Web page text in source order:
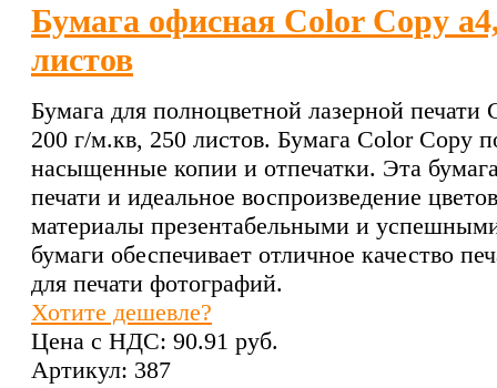
Бумага офисная Color Copy
листов
Бумага для полноцветной лазерной
200 г/м.кв, 250 листов. Бумага Color Copy
насыщенные копии и отпечатки. Эта
печати и идеальное воспроизведение
материалы презентабельными и
бумаги обеспечивает отличное качество
для печати фотографий.
Хотите дешевле?
Цена с НДС: 90.91 pуб.
Артикул: 387